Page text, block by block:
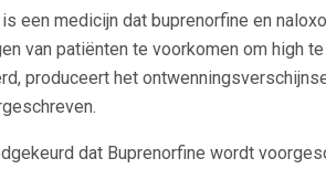
een medicijn dat buprenorfine en
van patiënten te voorkomen om high
produceert het
dat Buprenorfine wordt